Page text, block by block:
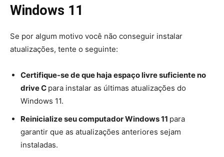
Windows 11
Se por algum motivo você não conseguir instalar
atualizações, tente o seguinte:
Certifique-se de que haja espaço livre suficiente no
drive C para instalar as últimas atualizações do
Windows 11.
Reinicialize seu computador Windows 11 para
garantir que as atualizações anteriores sejam
instaladas.